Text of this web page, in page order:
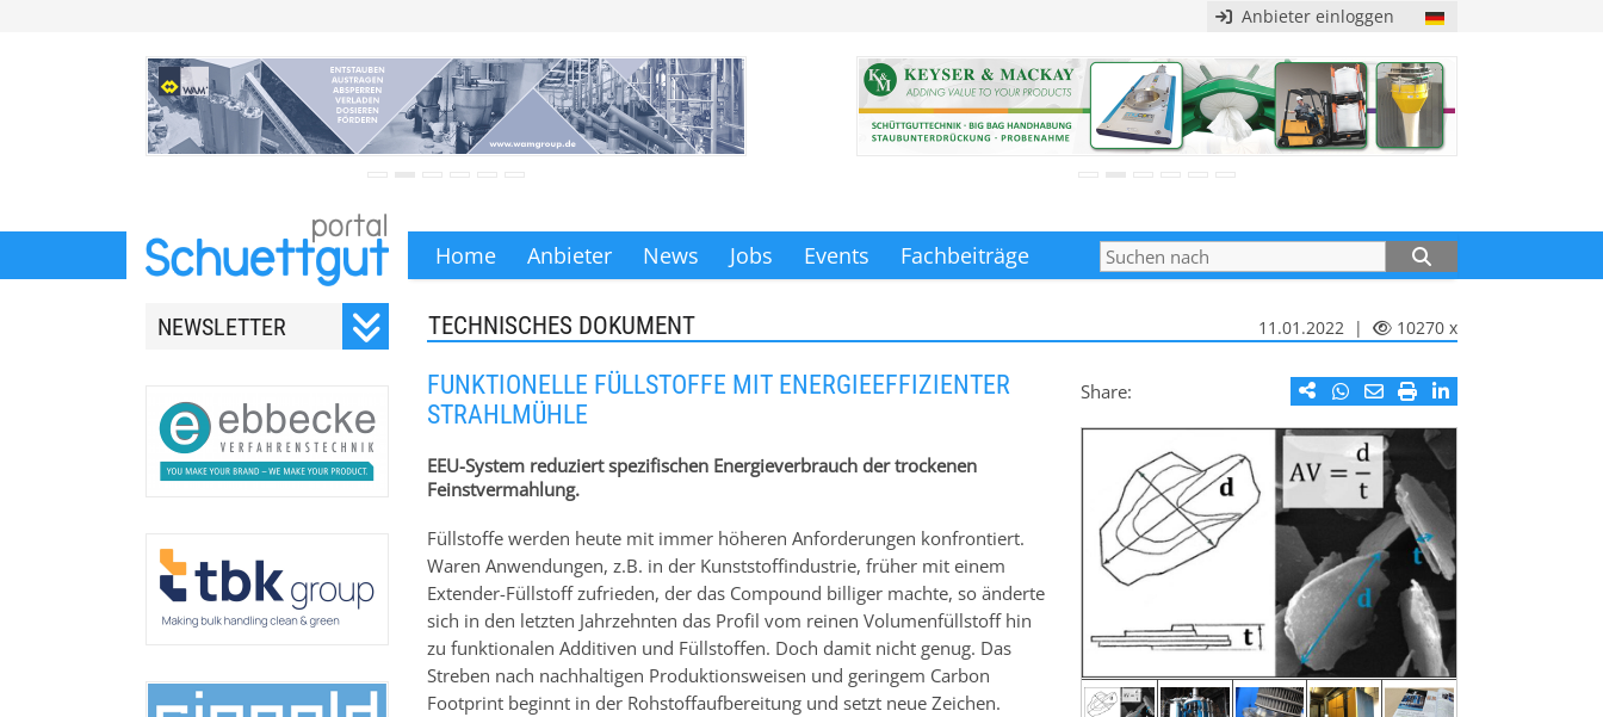
Anbieter einloggen
Home Anbieter News Jobs Events Fachbeiträge
NEWSLETTER
Newsletter.
Ihre Adresse wird nicht an
Dritte weitergegeben.
Zu unseren Datenschutz-
Bestimmungen.
TECHNISCHES DOKUMENT 11.01.2022 | 10270 x
Share:
FUNKTIONELLE FÜLLSTOFFE MIT ENERGIEEFFIZIENTER
STRAHLMÜHLE
EEU-System reduziert spezifischen Energieverbrauch der trockenen
Feinstvermahlung.
Füllstoffe werden heute mit immer höheren Anforderungen konfrontiert.
Waren Anwendungen, z.B. in der Kunststoffindustrie, früher mit einem
Extender-Füllstoff zufrieden, der das Compound billiger machte, so änderte
sich in den letzten Jahrzehnten das Profil vom reinen Volumenfüllstoff hin
zu funktionalen Additiven und Füllstoffen. Doch damit nicht genug. Das
Streben nach nachhaltigen Produktionsweisen und geringem Carbon
Footprint beginnt in der Rohstoffaufbereitung und setzt neue Zeichen.